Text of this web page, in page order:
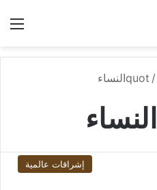
/ quotالنساء
إشراقات عالمية